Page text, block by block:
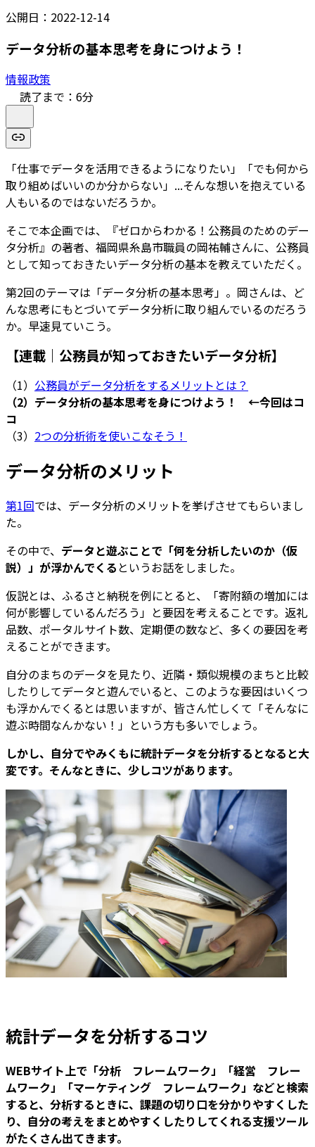
公開日： 2022-12-14
データ分析の基本思考を身につけよう！
情報政策
読了まで： 6分
「仕事でデータを活用できるようになりたい」「でも何から
取り組めばいいのか分からない」...そんな想いを抱えている
人もいるのではないだろうか。
そこで本企画では、『ゼロからわかる！公務員のためのデー
タ分析』の著者、福岡県糸島市職員の岡祐輔さんに、公務員
として知っておきたいデータ分析の基本を教えていただく。
第2回のテーマは「データ分析の基本思考」。岡さんは、ど
んな思考にもとづいてデータ分析に取り組んでいるのだろう
か。早速見ていこう。
【連載｜公務員が知っておきたいデータ分析】
（1） 公務員がデータ分析をするメリットとは？
（2）データ分析の基本思考を身につけよう！ ←今回はコ
コ
（3） 2つの分析術を使いこなそう！
データ分析のメリット
第1回では、データ分析のメリットを挙げさせてもらいまし
た。
その中で、 データと遊ぶことで「何を分析したいのか（仮
説）」が浮かんでくる というお話をしました。
仮説とは、ふるさと納税を例にとると、「寄附額の増加には
何が影響しているんだろう」と要因を考えることです。返礼
品数、ポータルサイト数、定期便の数など、多くの要因を考
えることができます。
自分のまちのデータを見たり、近隣・類似規模のまちと比較
したりしてデータと遊んでいると、このような要因はいくつ
も浮かんでくるとは思いますが、皆さん忙しくて「そんなに
遊ぶ時間なんかない！」という方も多いでしょう。
しかし、自分でやみくもに統計データを分析するとなると大
変です。そんなときに、少しコツがあります。
統計データを分析するコツ
WEBサイト上で「分析 フレームワーク」「経営 フレー
ムワーク」「マーケティング フレームワーク」などと検索
すると、分析するときに、課題の切り口を分かりやすくした
り、自分の考えをまとめやすくしたりしてくれる支援ツール
がたくさん出てきます。